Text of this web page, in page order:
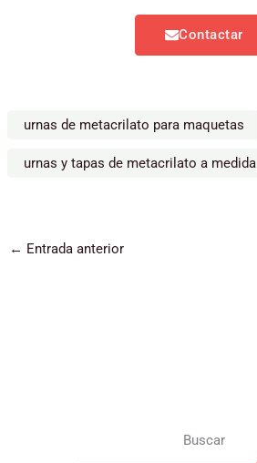
Contactar
urnas de metacrilato para maquetas
urnas y tapas de metacrilato a medida
← Entrada anterior
Buscar